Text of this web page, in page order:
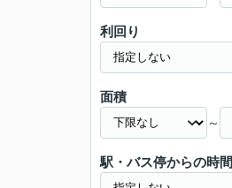
利回り
面積
～
駅・バス停からの時間